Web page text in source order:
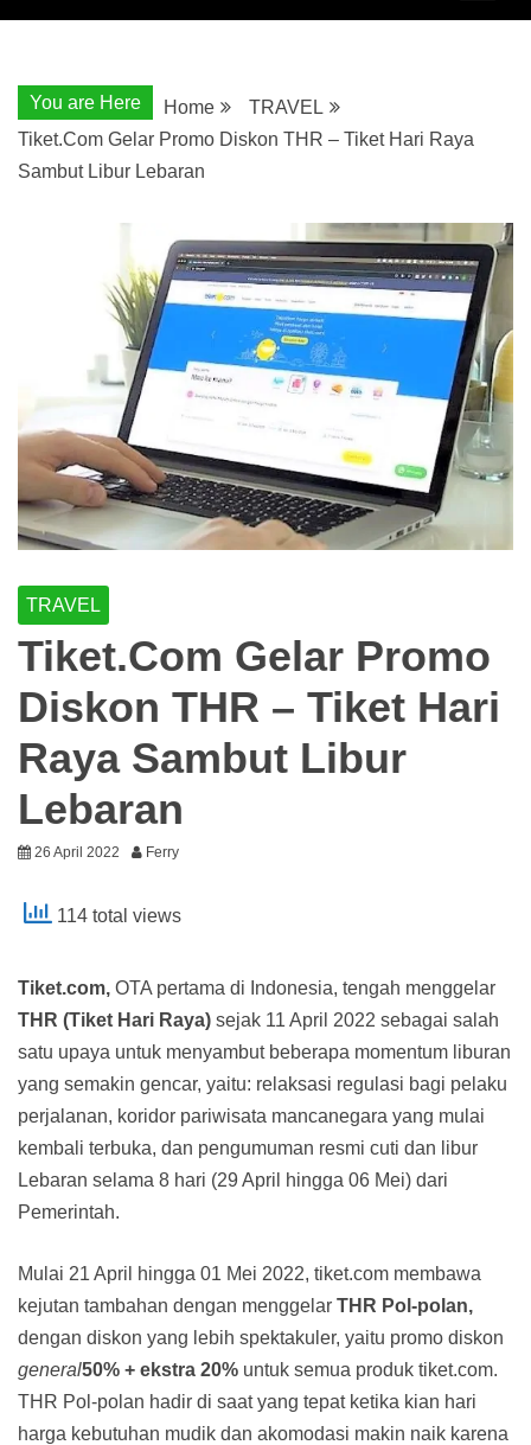
You are Here Home
TRAVEL
Tiket.Com Gelar Promo Diskon THR – Tiket Hari Raya
Sambut Libur Lebaran
TRAVEL
Tiket.Com Gelar Promo
Diskon THR – Tiket Hari
Raya Sambut Libur
Lebaran
26 April 2022 Ferry
114 total views
Tiket.com, OTA pertama di Indonesia, tengah menggelar
THR (Tiket Hari Raya) sejak 11 April 2022 sebagai salah
satu upaya untuk menyambut beberapa momentum liburan
yang semakin gencar, yaitu: relaksasi regulasi bagi pelaku
perjalanan, koridor pariwisata mancanegara yang mulai
kembali terbuka, dan pengumuman resmi cuti dan libur
Lebaran selama 8 hari (29 April hingga 06 Mei) dari
Pemerintah.
Mulai 21 April hingga 01 Mei 2022, tiket.com membawa
kejutan tambahan dengan menggelar THR Pol-polan,
dengan diskon yang lebih spektakuler, yaitu promo diskon
general50% + ekstra 20% untuk semua produk tiket.com.
THR Pol-polan hadir di saat yang tepat ketika kian hari
harga kebutuhan mudik dan akomodasi makin naik karena